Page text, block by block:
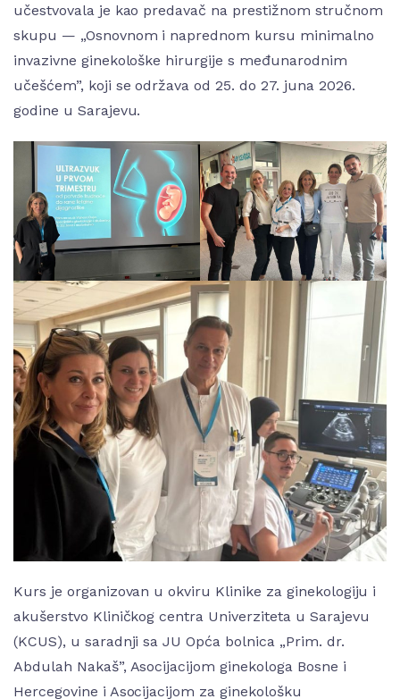
učestvovala je kao predavač na prestižnom stručnom
skupu — „Osnovnom i naprednom kursu minimalno
invazivne ginekološke hirurgije s međunarodnim
učešćem”, koji se održava od 25. do 27. juna 2026.
godine u Sarajevu.
Kurs je organizovan u okviru Klinike za ginekologiju i
akušerstvo Kliničkog centra Univerziteta u Sarajevu
(KCUS), u saradnji sa JU Opća bolnica „Prim. dr.
Abdulah Nakaš”, Asocijacijom ginekologa Bosne i
Hercegovine i Asocijacijom za ginekološku